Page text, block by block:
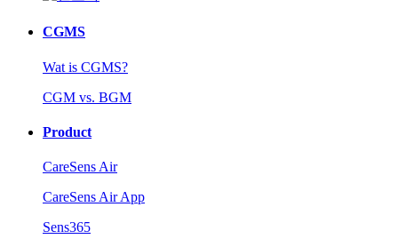
CGMS
Wat is CGMS?
CGM vs. BGM
Product
CareSens Air
CareSens Air App
Sens365